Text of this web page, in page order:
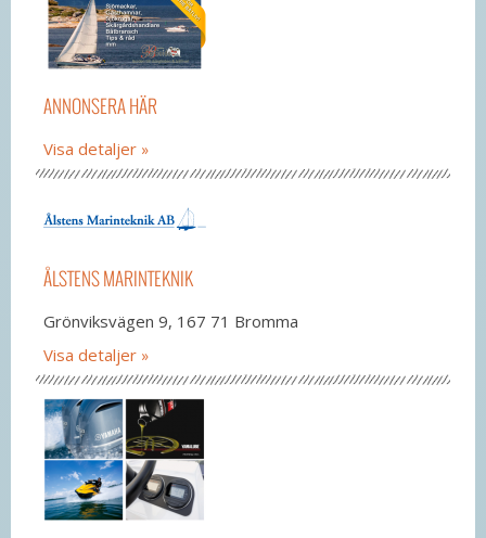
ANNONSERA HÄR
Visa detaljer
ÅLSTENS MARINTEKNIK
Grönviksvägen 9, 167 71 Bromma
Visa detaljer